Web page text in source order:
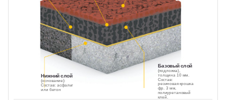
Нижний слой
(основание):
Состав: асфальт
или бетон
Базовый слой
(подложка),
толщина 10 мм.
Состав:
резиновая крошка
фр. 3 мм,
полиуретановый
клей.